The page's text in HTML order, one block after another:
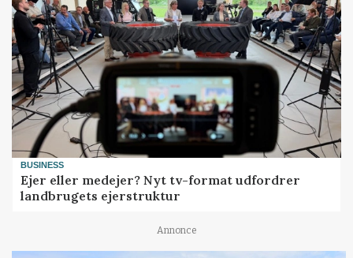
BUSINESS
Ejer eller medejer? Nyt tv-format udfordrer
landbrugets ejerstruktur
Annonce